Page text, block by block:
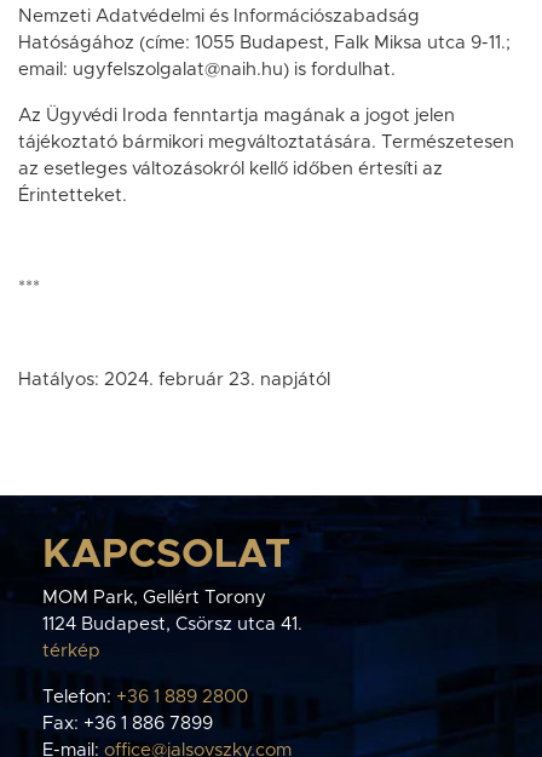
Nemzeti Adatvédelmi és Információszabadság
Hatóságához (címe: 1055 Budapest, Falk Miksa utca 9-11.;
email: ugyfelszolgalat@naih.hu) is fordulhat.
Az Ügyvédi Iroda fenntartja magának a jogot jelen
tájékoztató bármikori megváltoztatására. Természetesen
az esetleges változásokról kellő időben értesíti az
Érintetteket.
***
Hatályos: 2024. február 23. napjától
KAPCSOLAT
MOM Park, Gellért Torony
1124 Budapest, Csörsz utca 41.
térkép
Telefon: +36 1 889 2800
Fax: +36 1 886 7899
E-mail: office@jalsovszky.com